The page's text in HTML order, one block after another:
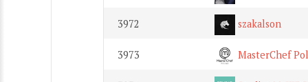
3972 szakalson
3973 MasterChef